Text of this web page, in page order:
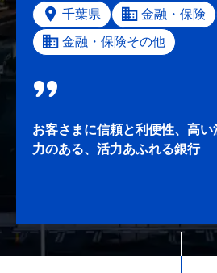
千葉県 金融・保険
金融・保険その他
お客さまに信頼と利便性、高
力のある、活力あふれる銀行